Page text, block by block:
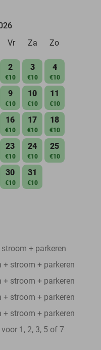
Vr Za Zo
2
€10
3
€10
4
€10
9
€10
10
€10
11
€10
16
€10
17
€10
18
€10
23
€10
24
€10
25
€10
30
€10
31
€10
+ parkeren
+ stroom + parkeren
+ stroom + parkeren
+ stroom + parkeren
+ stroom + parkeren
1, 2, 3, 5 of 7